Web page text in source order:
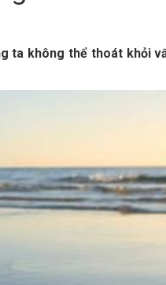
ta không thể thoát khỏi